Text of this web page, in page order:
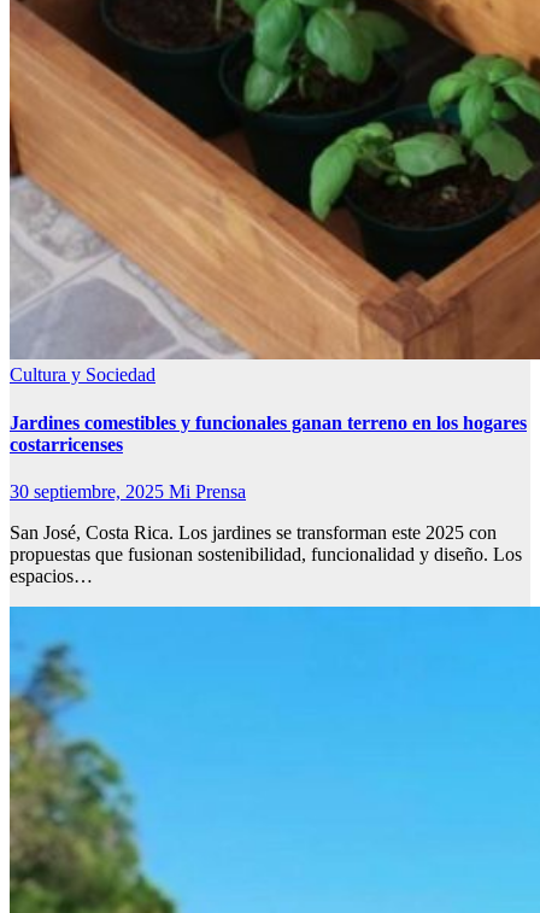
Cultura y Sociedad
Jardines comestibles y funcionales ganan terreno en los hogares
costarricenses
30 septiembre, 2025 Mi Prensa
San José, Costa Rica. Los jardines se transforman este 2025 con
propuestas que fusionan sostenibilidad, funcionalidad y diseño. Los
espacios…